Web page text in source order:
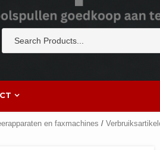
en faxmachines /